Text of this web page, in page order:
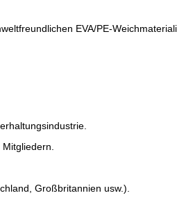
EVA/PE-
Großbritannien usw.).